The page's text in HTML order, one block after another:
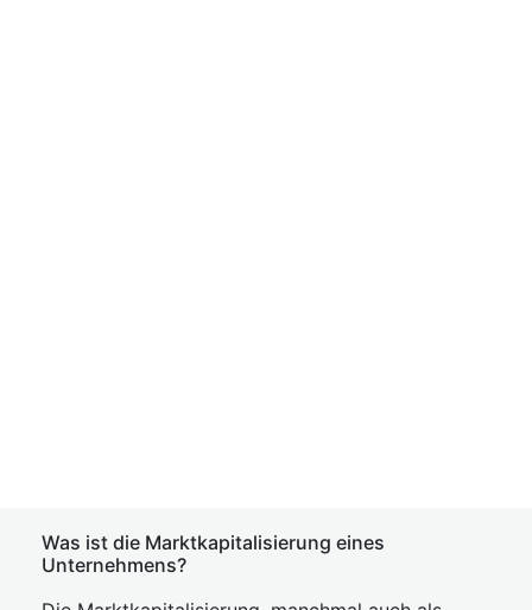
Was ist die Marktkapitalisierung eines
Unternehmens?